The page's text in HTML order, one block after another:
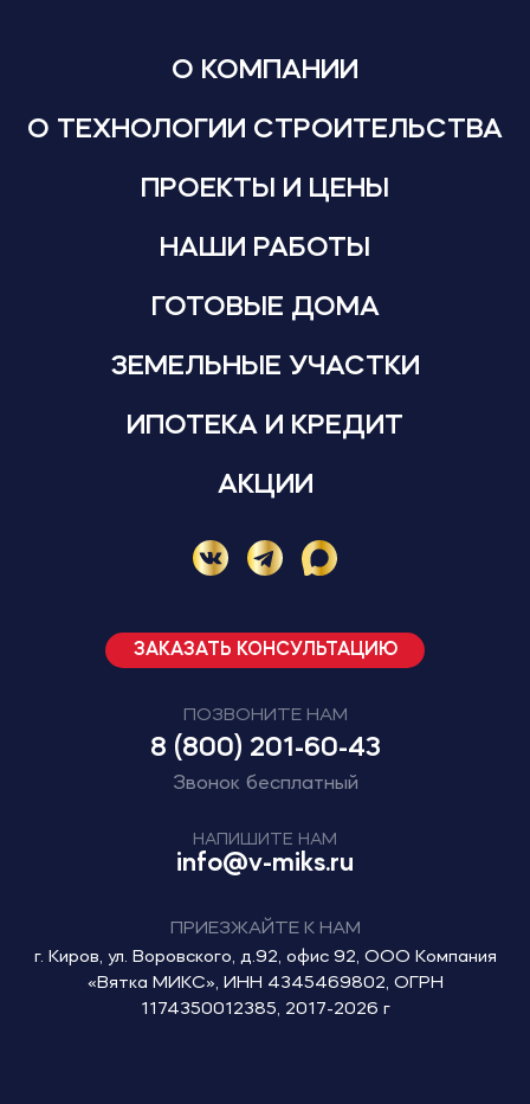
О КОМПАНИИ
О ТЕХНОЛОГИИ СТРОИТЕЛЬСТВА
ПРОЕКТЫ И ЦЕНЫ
НАШИ РАБОТЫ
ГОТОВЫЕ ДОМА
ЗЕМЕЛЬНЫЕ УЧАСТКИ
ИПОТЕКА И КРЕДИТ
АКЦИИ
ЗАКАЗАТЬ КОНСУЛЬТАЦИЮ
ПОЗВОНИТЕ НАМ
8 (800) 201-60-43
Звонок бесплатный
НАПИШИТЕ НАМ
info@v-miks.ru
ПРИЕЗЖАЙТЕ К НАМ
г. Киров, ул. Воровского, д.92, офис 92, ООО Компания
«Вятка МИКС», ИНН 4345469802, ОГРН
1174350012385, 2017-2026 г